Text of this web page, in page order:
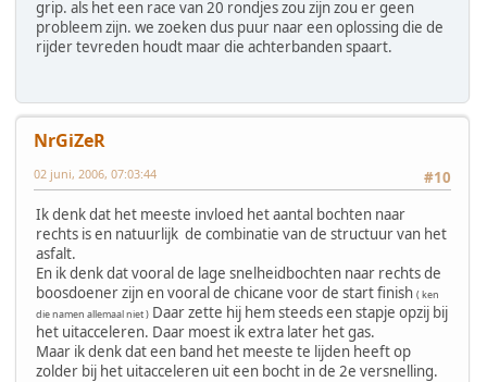
grip. als het een race van 20 rondjes zou zijn zou er geen
probleem zijn. we zoeken dus puur naar een oplossing die de
rijder tevreden houdt maar die achterbanden spaart.
NrGiZeR
#10
02 juni, 2006, 07:03:44
Ik denk dat het meeste invloed het aantal bochten naar
rechts is en natuurlijk de combinatie van de structuur van het
asfalt.
En ik denk dat vooral de lage snelheidbochten naar rechts de
boosdoener zijn en vooral de chicane voor de start finish ( ken
die namen allemaal niet ) Daar zette hij hem steeds een stapje opzij bij
het uitacceleren. Daar moest ik extra later het gas.
Maar ik denk dat een band het meeste te lijden heeft op
zolder bij het uitacceleren uit een bocht in de 2e versnelling.